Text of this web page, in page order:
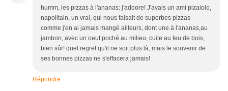
humm, les pizzas à l'ananas: j'adoore! J'avais un ami pizaiolo,
napolitain, un vrai, qui nous faisait de superbes pizzas
comme j'en ai jamais mangé ailleurs, dont une à l'ananas,au
jambon, avec un oeuf poché au milieu, cuite au feu de bois,
bien sûr! quel regret qu'il ne soit plus là, mais le souvenir de
ses bonnes pizzas ne s'effacera jamais!
Répondre